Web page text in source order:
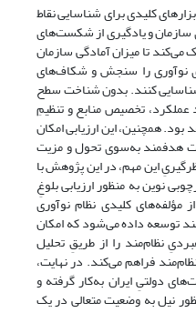
کلیدی برای شناسایی نقاط
و یادگیری از شکست‌های
می‌کند تا میزان آمادگی سازمان
نوآوری را سنجش و شکاف‌های
کنند. بدون شناخت سطح
عملکرد، تخصیص منابع و تنظیمِ
همچنین، این ارزیابی امکان
هدفمند به‌سوی تحول و مزیت
این مهم، در این پژوهش با
نوین به منظور ارزیابی بلوغِ
مؤلفه‌های کلیدی نظام نوآوری
توسعه داده می‌شود که امکان
نظام‌مند را از طریقِ تحلیل
فراهم می‌کند. در نهایت،
دولتیِ ایران به‌کار گرفته و
نیل به وضعیت متعالی در یک